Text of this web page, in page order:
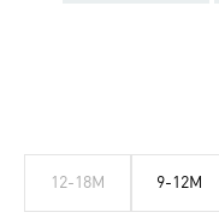
9-12M
12-18M